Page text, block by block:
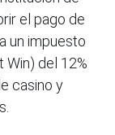
el pago de
un impuesto
del 12%
casino y